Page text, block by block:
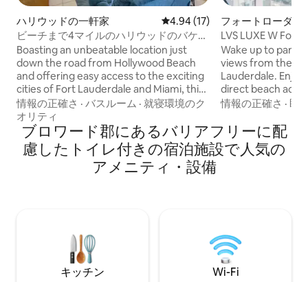
ハリウッドの一軒家 レビュー17件、5つ星中4.94つ
4.94 (17)
ビーチまで4マイルのハリウッドのバケー
ションレンタル
Boasting an unbeatable location just
down the road from Hollywood Beach
and offering easy access to the exciting
cities of Fort Lauderdale and Miami, this
2-bedroom, 1-bathroom vacation rental
is the perfect place to call home as you
explore the many attractions of the
Golden Coast! Fully equipped with an
updated open floor plan, a comfortable
living area, a gas grill, and a sunny
情報の正確さ · バスルーム · 就寝環境のク
オリティ
フォートローダー
ンドミニアム
LVS LUXE W Fort
Views | 2BR/2BA
Wake up to
views from the
Lauderdale.
direct beach
pools, spa,
upgraded
not found in most
Queen sleeper
情報の正確さ · 眺
ブロワード郡にあるバリアフリーに配
慮したトイレ付きの宿泊施設で人気の
アメニティ・設備
キッチン Wi-Fi